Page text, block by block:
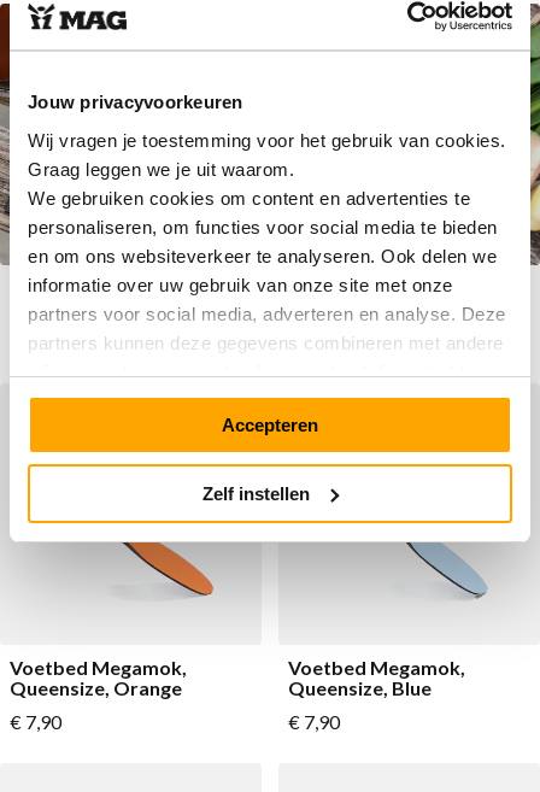
Jouw privacyvoorkeuren
Wij vragen je toestemming voor het gebruik van cookies.
Graag leggen we je uit waarom.
We gebruiken cookies om content en advertenties te
personaliseren, om functies voor social media te bieden
en om ons websiteverkeer te analyseren. Ook delen we
informatie over uw gebruik van onze site met onze
partners voor social media, adverteren en analyse. Deze
partners kunnen deze gegevens combineren met andere
informatie die u aan ze heeft verstrekt of die ze hebben
verzameld op basis van uw gebruik van hun services.
Accepteren
Zelf instellen
8903 Knijpportemonnee
Blackberry
€ 19,90
8903 Knijpportemonnee
Chocolate Brown
€ 19,90
Voetbed Megamok,
Queensize, Orange
Vanaf
€ 7,90
Voetbed Megamok,
Queensize, Blue
Vanaf
€ 7,90